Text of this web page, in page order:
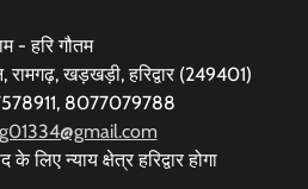
- हरि गौतम
खड़खड़ी, हरिद्वार (249401)
8077079788
के लिए न्याय क्षेत्र हरिद्वार होगा